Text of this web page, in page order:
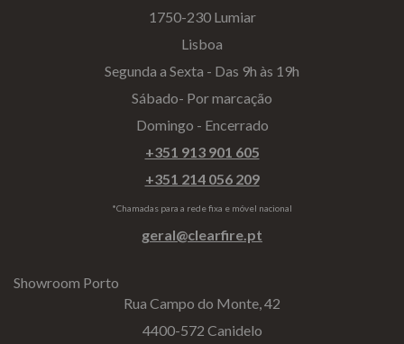
1750-230 Lumiar
Lisboa
Segunda a Sexta - Das 9h às 19h
Sábado- Por marcação
Domingo - Encerrado
+351 913 901 605
+351 214 056 209
*Chamadas para a rede fixa e móvel nacional
geral@clearfire.pt
Showroom Porto
Rua Campo do Monte, 42
4400-572 Canidelo